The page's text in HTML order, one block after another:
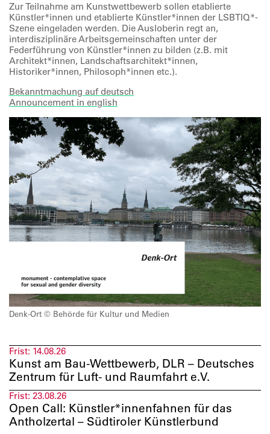
Zur Teilnahme am Kunstwettbewerb sollen etablierte
Künstler*innen und etablierte Künstler*innen der LSBTIQ*-
Szene eingeladen werden. Die Ausloberin regt an,
interdisziplinäre Arbeitsgemeinschaften unter der
Federführung von Künstler*innen zu bilden (z.B. mit
Architekt*innen, Landschaftsarchitekt*innen,
Historiker*innen, Philosoph*innen etc.).
Bekanntmachung auf deutsch
Announcement in english
Denk-Ort © Behörde für Kultur und Medien
Frist: 14.08.26
Kunst am Bau-Wettbewerb, DLR – Deutsches
Zentrum für Luft- und Raumfahrt e.V.
Frist: 23.08.26
Open Call: Künstler*innenfahnen für das
Antholzertal – Südtiroler Künstlerbund